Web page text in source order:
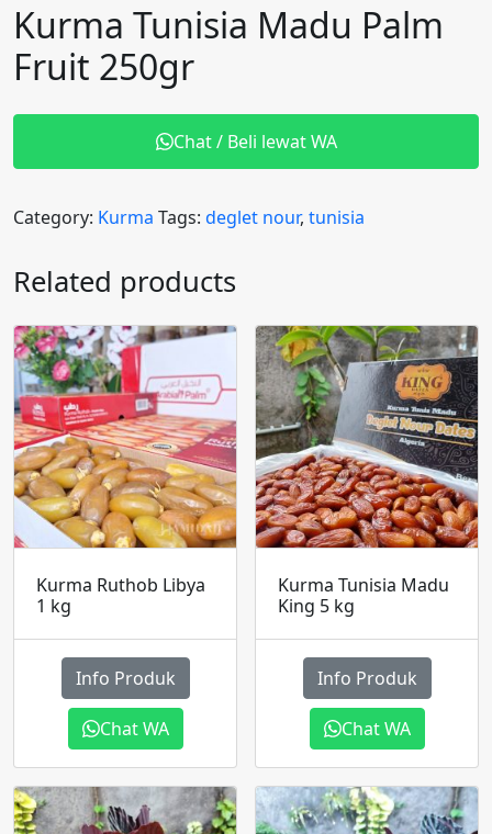
Kurma Tunisia Madu Palm
Fruit 250gr
Chat / Beli lewat WA
Category: Kurma Tags: deglet nour, tunisia
Related products
Kurma Ruthob Libya
1 kg
Info Produk
Chat WA
Kurma Tunisia Madu
King 5 kg
Info Produk
Chat WA